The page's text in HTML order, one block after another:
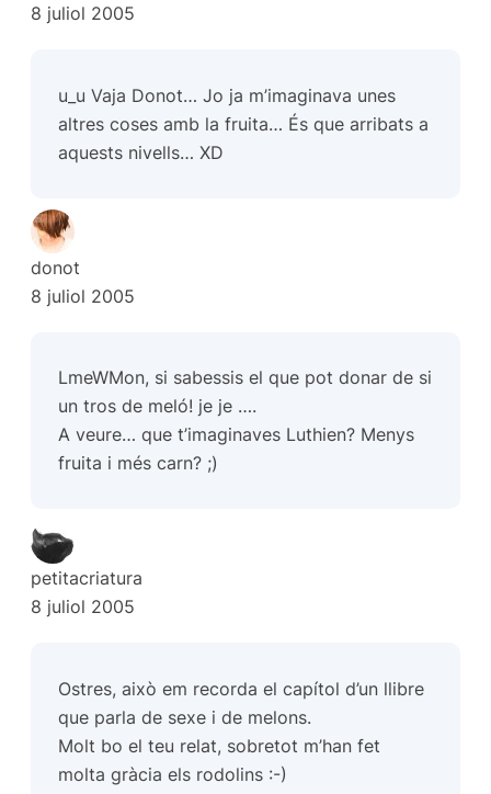
8 juliol 2005
u_u Vaja Donot… Jo ja m’imaginava unes
altres coses amb la fruita… És que arribats a
aquests nivells… XD
donot
8 juliol 2005
LmeWMon, si sabessis el que pot donar de si
un tros de meló! je je ….
A veure… que t’imaginaves Luthien? Menys
fruita i més carn? ;)
petitacriatura
8 juliol 2005
Ostres, això em recorda el capítol d’un llibre
que parla de sexe i de melons.
Molt bo el teu relat, sobretot m’han fet
molta gràcia els rodolins :-)